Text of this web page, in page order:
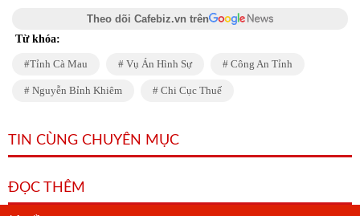
Theo dõi Cafebiz.vn trên
Từ khóa:
Tỉnh Cà Mau Vụ Án Hình Sự Công An Tỉnh
Nguyễn Bỉnh Khiêm Chi Cục Thuế
TIN CÙNG CHUYÊN MỤC
ĐỌC THÊM